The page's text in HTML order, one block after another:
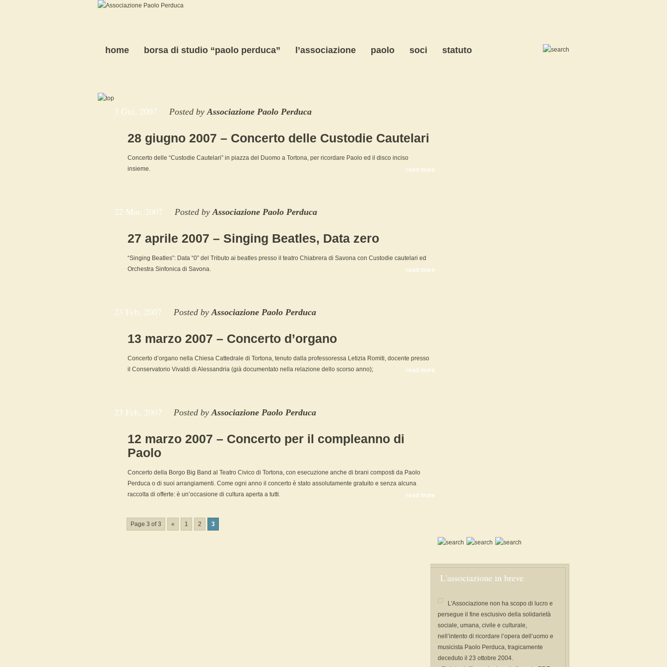
home borsa di studio “paolo perduca” l’associazione paolo soci statuto
3 Giu, 2007 Posted byAssociazione Paolo Perduca
28 giugno 2007 – Concerto delle Custodie Cautelari
Concerto delle “Custodie Cautelari” in piazza del Duomo a Tortona, per ricordare Paolo ed il disco inciso
insieme.
read more
22 Mar, 2007 Posted byAssociazione Paolo Perduca
27 aprile 2007 – Singing Beatles, Data zero
“Singing Beatles”: Data “0” del Tributo ai beatles presso il teatro Chiabrera di Savona con Custodie cautelari ed
Orchestra Sinfonica di Savona.
read more
23 Feb, 2007 Posted byAssociazione Paolo Perduca
13 marzo 2007 – Concerto d’organo
Concerto d’organo nella Chiesa Cattedrale di Tortona, tenuto dalla professoressa Letizia Romiti, docente presso
il Conservatorio Vivaldi di Alessandria (già documentato nella relazione dello scorso anno);
read more
23 Feb, 2007 Posted byAssociazione Paolo Perduca
12 marzo 2007 – Concerto per il compleanno di
Paolo
Concerto della Borgo Big Band al Teatro Civico di Tortona, con esecuzione anche di brani composti da Paolo
Perduca o di suoi arrangiamenti. Come ogni anno il concerto è stato assolutamente gratuito e senza alcuna
raccolta di offerte: è un’occasione di cultura aperta a tutti.
read more
Page 3 of 3 « 1 2 3
L'associazione in breve
L'Associazione non ha scopo di lucro e
persegue il fine esclusivo della solidarietà
sociale, umana, civile e culturale,
nell’intento di ricordare l’opera dell’uomo e
musicista Paolo Perduca, tragicamente
deceduto il 23 ottobre 2004.